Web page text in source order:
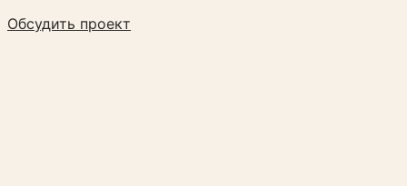
Обсудить проект